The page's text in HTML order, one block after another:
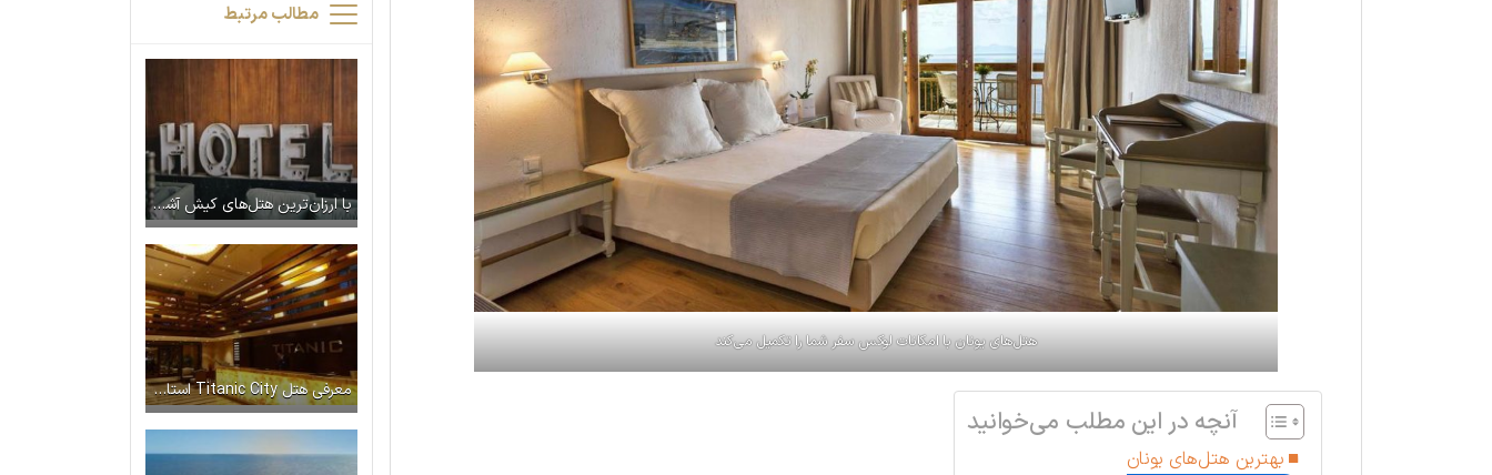
هتل‌های یونان با امکانات لوکس سفر شما را تکمیل می‌کند
آنچه در این مطلب می‌خوانید
بهترین هتل‌های یونان
مطالب مرتبط
با ارزان‌ترین هتل‌های کیش آشنا شوید
معرفی هتل Titanic City استانبول